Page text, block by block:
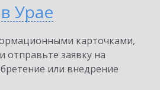
в Урае
карточками,
отправьте заявку на
или внедрение